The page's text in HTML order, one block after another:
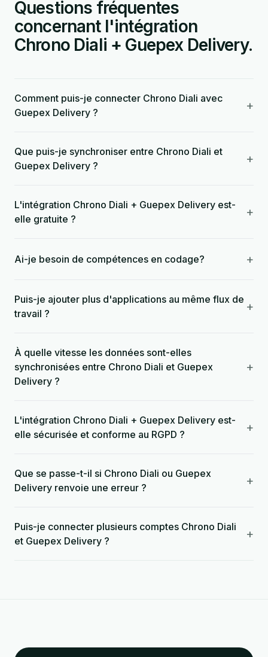
Questions fréquentes
concernant l'intégration
Chrono Diali + Guepex Delivery.
Comment puis-je connecter Chrono Diali avec
Guepex Delivery ?
+
Que puis-je synchroniser entre Chrono Diali et
Guepex Delivery ?
+
L'intégration Chrono Diali + Guepex Delivery est-
elle gratuite ?
+
Ai-je besoin de compétences en codage? +
Puis-je ajouter plus d'applications au même flux de
travail ?
+
À quelle vitesse les données sont-elles
synchronisées entre Chrono Diali et Guepex
Delivery ?
+
L'intégration Chrono Diali + Guepex Delivery est-
elle sécurisée et conforme au RGPD ?
+
Que se passe-t-il si Chrono Diali ou Guepex
Delivery renvoie une erreur ?
+
Puis-je connecter plusieurs comptes Chrono Diali
et Guepex Delivery ?
+